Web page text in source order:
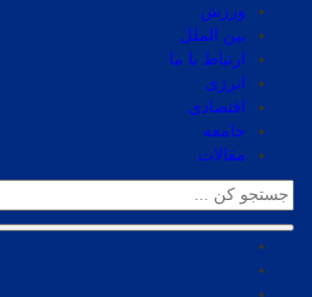
ورزش
بین الملل
ارتباط با ما
انرژی
اقتصادی
جامعه
مقالات